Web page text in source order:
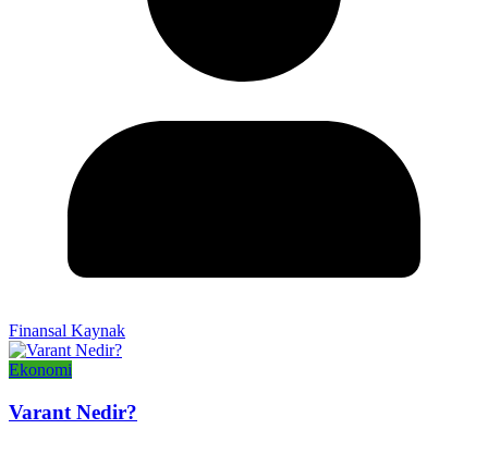
Finansal Kaynak
Ekonomi
Varant Nedir?